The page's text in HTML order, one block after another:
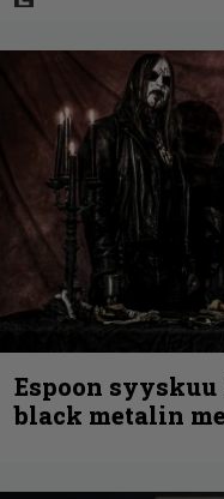
Espoon
black metalin